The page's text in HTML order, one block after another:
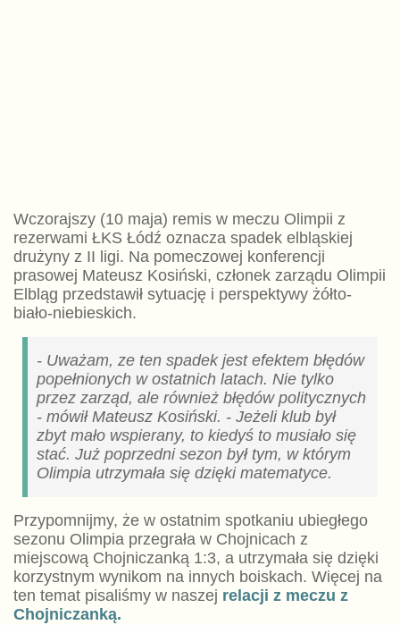
Wczorajszy (10 maja) remis w meczu Olimpii z
rezerwami ŁKS Łódź oznacza spadek elbląskiej
drużyny z II ligi. Na pomeczowej konferencji
prasowej Mateusz Kosiński, członek zarządu Olimpii
Elbląg przedstawił sytuację i perspektywy żółto-
biało-niebieskich.
- Uważam, ze ten spadek jest efektem błędów
popełnionych w ostatnich latach. Nie tylko
przez zarząd, ale również błędów politycznych
- mówił Mateusz Kosiński. - Jeżeli klub był
zbyt mało wspierany, to kiedyś to musiało się
stać. Już poprzedni sezon był tym, w którym
Olimpia utrzymała się dzięki matematyce.
Przypomnijmy, że w ostatnim spotkaniu ubiegłego
sezonu Olimpia przegrała w Chojnicach z
miejscową Chojniczanką 1:3, a utrzymała się dzięki
korzystnym wynikom na innych boiskach. Więcej na
ten temat pisaliśmy w naszej relacji z meczu z
Chojniczanką.